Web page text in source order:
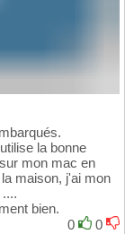
la bonne
mon mac en
maison, j'ai mon
bien.
0
0